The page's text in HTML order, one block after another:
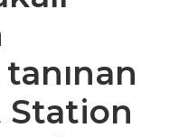
tanınan
Station